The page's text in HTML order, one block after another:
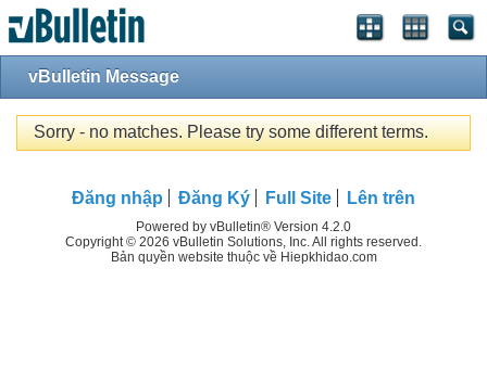
vBulletin Message
Sorry - no matches. Please try some different terms.
Đăng nhập Đăng Ký Full Site Lên trên
Powered by vBulletin® Version 4.2.0
Copyright © 2026 vBulletin Solutions, Inc. All rights reserved.
Bản quyền website thuộc về Hiepkhidao.com